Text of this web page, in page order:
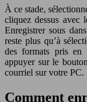
À ce stade,
cliquez dessus avec
Enregistrer sous
reste plus qu’à
des formats pris
appuyer sur le
courriel sur votre PC.
Comment